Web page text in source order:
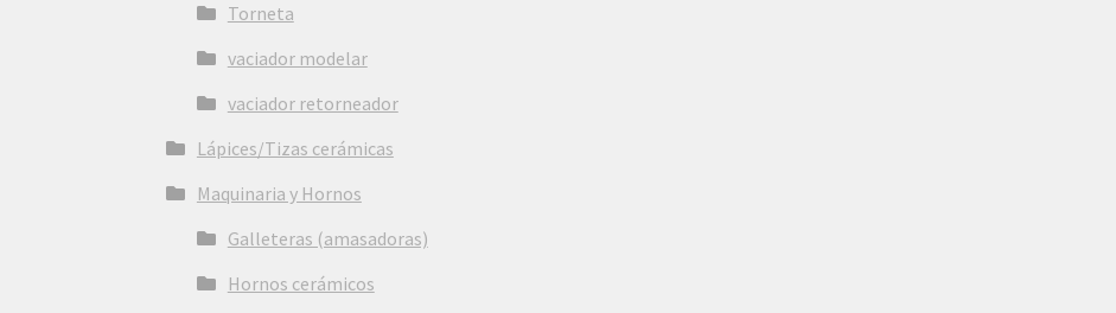
Torneta
vaciador modelar
vaciador retorneador
Lápices/Tizas cerámicas
Maquinaria y Hornos
Galleteras (amasadoras)
Hornos cerámicos